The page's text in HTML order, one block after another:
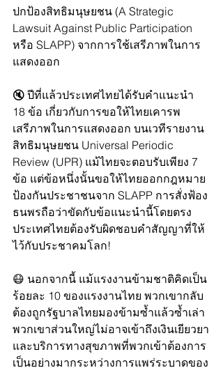
ปกป้องสิทธิมนุษยชน (A Strategic
Lawsuit Against Public Participation
หรือ SLAPP) จากการใช้เสรีภาพในการ
แสดงออก
🔇 ปีที่แล้วประเทศไทยได้รับคำแนะนำ
18 ข้อ เกี่ยวกับการขอให้ไทยเคารพ
เสรีภาพในการแสดงออก บนเวทีรายงาน
สิทธิมนุษยชน Universal Periodic
Review (UPR) แม้ไทยจะตอบรับเพียง 7
ข้อ แต่ข้อหนึ่งนั้นขอให้ไทยออกกฎหมาย
ป้องกันประชาชนจาก SLAPP การสั่งฟ้อง
ธนพรถือว่าขัดกับข้อแนะนำนี้โดยตรง
ประเทศไทยต้องรับผิดชอบคำสัญญาที่ให้
ไว้กับประชาคมโลก!
😷 นอกจากนี้ แม้แรงงานข้ามชาติคิดเป็น
ร้อยละ 10 ของแรงงานไทย พวกเขากลับ
ต้องถูกรัฐบาลไทยมองข้ามซ้ำแล้วซ้ำเล่า
พวกเขาส่วนใหญ่ไม่อาจเข้าถึงเงินเยียวยา
และบริการทางสุขภาพที่พวกเข้าต้องการ
เป็นอย่างมากระหว่างการแพร่ระบาดของ